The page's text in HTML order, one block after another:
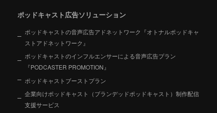
ポッドキャスト広告ソリューション
ポッドキャストの音声広告アドネットワーク『オトナルポッドキャ
ストアドネットワーク』
ポッドキャストのインフルエンサーによる音声広告プラン
『PODCASTER PROMOTION』
ポッドキャストブーストプラン
企業向けポッドキャスト（ブランデッドポッドキャスト）制作配信
支援サービス